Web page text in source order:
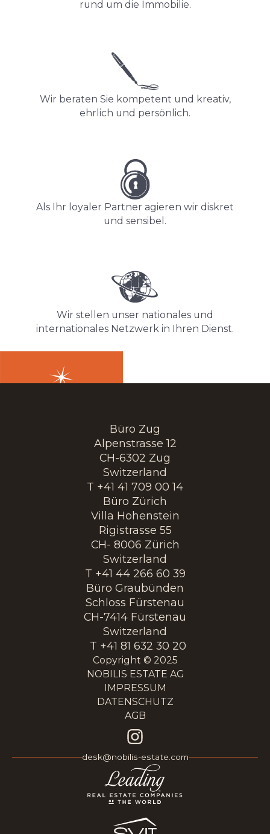
rund um die Immobilie.
Wir beraten Sie kompetent und kreativ,
ehrlich und persönlich.
Als Ihr loyaler Partner agieren wir diskret
und sensibel.
Wir stellen unser nationales und
internationales Netzwerk in Ihren Dienst.
Copyright © 2025
NOBILIS ESTATE AG
IMPRESSUM
DATENSCHUTZ
AGB
Büro Zug
Alpenstrasse 12
CH-6302 Zug
Switzerland
T +41 41 709 00 14
Büro Zürich
Villa Hohenstein
Rigistrasse 55
CH- 8006 Zürich
Switzerland
T +41 44 266 60 39
Büro Graubünden
Schloss Fürstenau
CH-7414 Fürstenau
Switzerland
T +41 81 632 30 20
desk@nobilis-estate.com